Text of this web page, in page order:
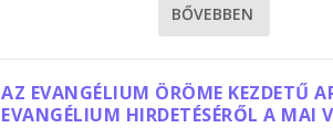
BŐVEBBEN
AZ EVANGÉLIUM ÖRÖME KEZDETŰ
EVANGÉLIUM HIRDETÉSÉRŐL A MAI